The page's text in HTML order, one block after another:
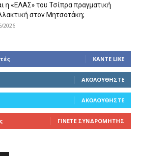
η «ΕΛΑΣ» του Τσίπρα πραγματική
στον Μητσοτάκη;
2026
ΚΆΝΤΕ LIKE
ΑΚΟΛΟΥΘΉΣΤΕ
ΑΚΟΛΟΥΘΉΣΤΕ
ΓΊΝΕΤΕ ΣΥΝΔΡΟΜΗΤΉΣ